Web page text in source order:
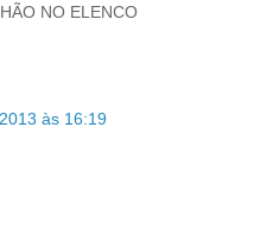
NO ELENCO
às 16:19